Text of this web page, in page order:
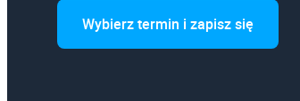
Wybierz termin i zapisz się